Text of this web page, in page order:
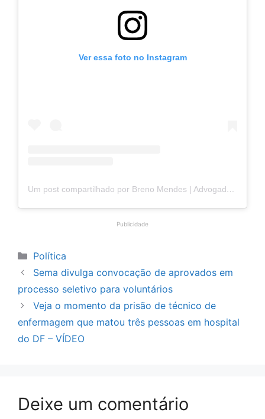
Ver essa foto no Instagram
Um post compartilhado por Breno Mendes | Advogado (@brenomendesadv)
Publicidade
Categorias
Política
Sema divulga convocação de aprovados em
processo seletivo para voluntários
Veja o momento da prisão de técnico de
enfermagem que matou três pessoas em hospital
do DF – VÍDEO
Deixe um comentário